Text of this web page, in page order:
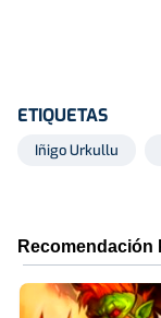
ETIQUETAS
Iñigo Urkullu